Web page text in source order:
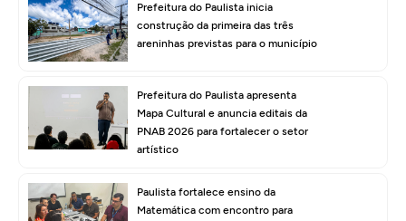
Prefeitura do Paulista inicia
construção da primeira das três
areninhas previstas para o município
Prefeitura do Paulista apresenta
Mapa Cultural e anuncia editais da
PNAB 2026 para fortalecer o setor
artístico
Paulista fortalece ensino da
Matemática com encontro para